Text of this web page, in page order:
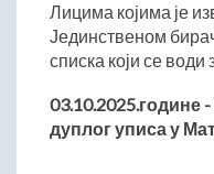
Љубовија
Љубовија некад
Природа у Азбуковици
ВЕСТИ
Лицима којима је
Јединственом
списка који се
дуплог уписа у